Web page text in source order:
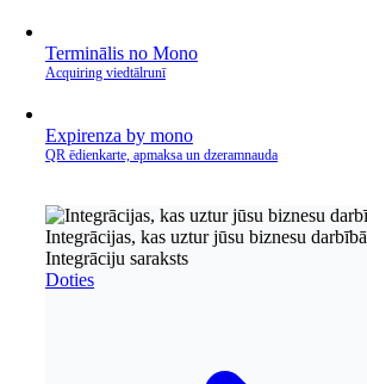
Terminālis no Mono
Acquiring viedtālrunī
Expirenza by mono
QR ēdienkarte, apmaksa un dzeramnauda
Integrācijas, kas uztur jūsu biznesu darbībā
Integrāciju saraksts
Doties